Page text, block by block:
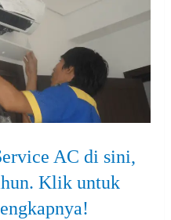
AC di sini,
Klik untuk